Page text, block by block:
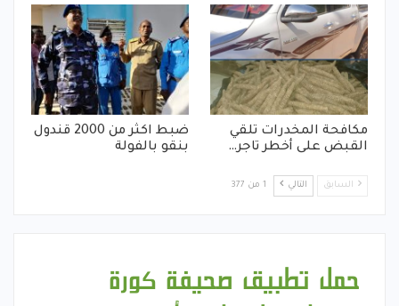
مكافحة المخدرات تلقي
القبض على أخطر تاجر…
ضبط اكثر من 2000 قندول
بنقو بالفولة
السابق التالي 1 من 377